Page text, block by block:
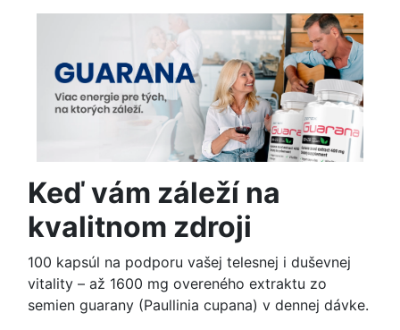
Keď vám záleží na
kvalitnom zdroji
100 kapsúl na podporu vašej telesnej i duševnej
vitality – až 1600 mg overeného extraktu zo
semien guarany (Paullinia cupana) v dennej dávke.